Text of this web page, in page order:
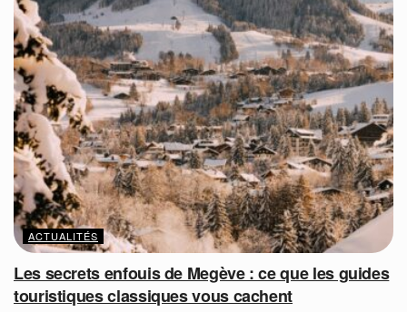
ACTUALITÉS
Les secrets enfouis de Megève : ce que les guides
touristiques classiques vous cachent